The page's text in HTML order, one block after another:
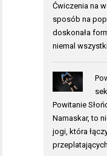
Ćwiczenia na
sposób na
doskonała
niemal
Powitanie
Namaskar, to
jogi, która
przeplatających